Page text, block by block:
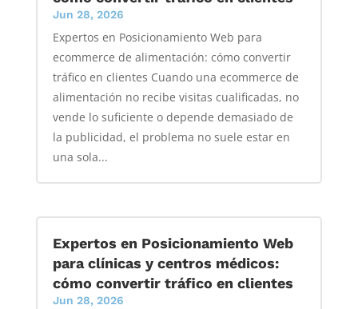
Jun 28, 2026
Expertos en Posicionamiento Web para
ecommerce de alimentación: cómo convertir
tráfico en clientes Cuando una ecommerce de
alimentación no recibe visitas cualificadas, no
vende lo suficiente o depende demasiado de
la publicidad, el problema no suele estar en
una sola...
Expertos en Posicionamiento Web
para clínicas y centros médicos:
cómo convertir tráfico en clientes
Jun 28, 2026